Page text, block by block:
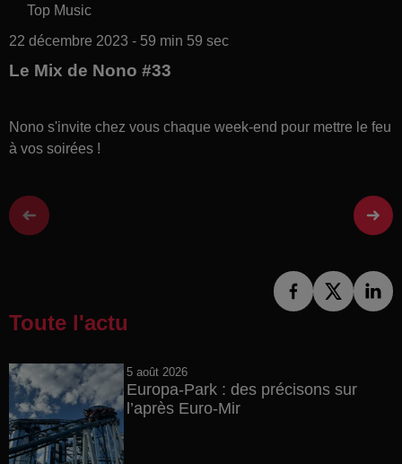
Top Music
22 décembre 2023 - 59 min 59 sec
Le Mix de Nono #33
Nono s'invite chez vous chaque week-end pour mettre le feu
à vos soirées !
Toute l'actu
5 août 2026
Europa-Park : des précisons sur
l’après Euro-Mir